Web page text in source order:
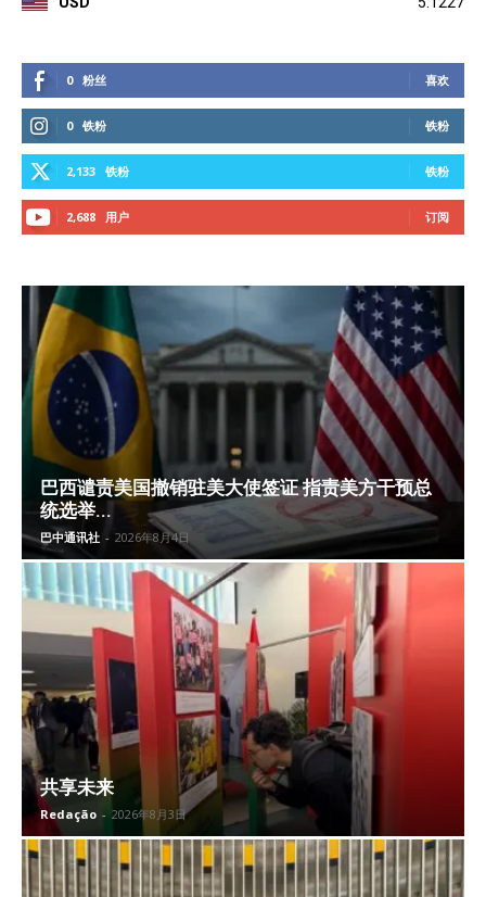
0 粉丝 喜欢
0 铁粉 铁粉
2,133 铁粉 铁粉
2,688 用户 订阅
巴西谴责美国撤销驻美大使签证 指责美方干预总
统选举...
巴中通讯社 - 2026年8月4日
共享未来
Redação - 2026年8月3日